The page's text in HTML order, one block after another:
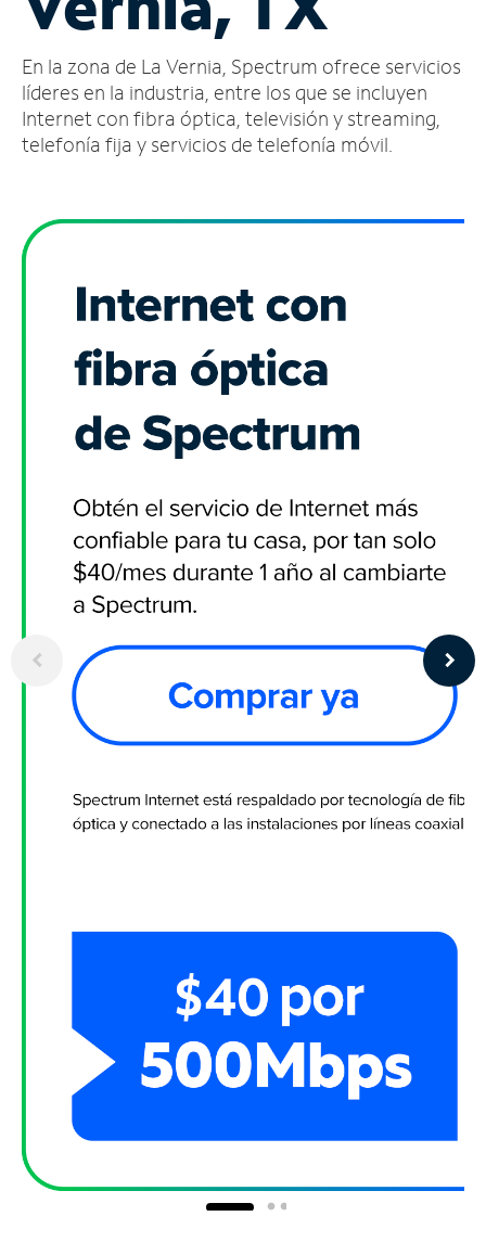
cuenta
Encuentra
una
tienda
En la zona de La Vernia, Spectrum ofrece servicios
líderes en la industria, entre los que se incluyen
Internet con fibra óptica, televisión y streaming,
telefonía fija y servicios de telefonía móvil.